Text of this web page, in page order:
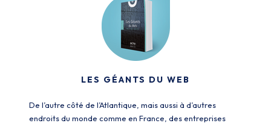
LES GÉANTS DU WEB
De l’autre côté de l’Atlantique, mais aussi à d’autres
endroits du monde comme en France, des entreprises